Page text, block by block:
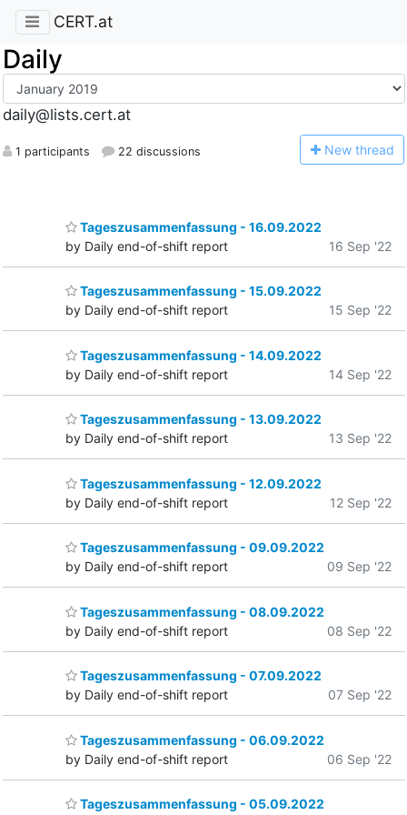
CERT.at
Daily
daily@lists.cert.at
1 participants 22 discussions New thread
Tageszusammenfassung - 16.09.2022
by Daily end-of-shift report
16 Sep '22
Tageszusammenfassung - 15.09.2022
by Daily end-of-shift report
15 Sep '22
Tageszusammenfassung - 14.09.2022
by Daily end-of-shift report
14 Sep '22
Tageszusammenfassung - 13.09.2022
by Daily end-of-shift report
13 Sep '22
Tageszusammenfassung - 12.09.2022
by Daily end-of-shift report
12 Sep '22
Tageszusammenfassung - 09.09.2022
by Daily end-of-shift report
09 Sep '22
Tageszusammenfassung - 08.09.2022
by Daily end-of-shift report
08 Sep '22
Tageszusammenfassung - 07.09.2022
by Daily end-of-shift report
07 Sep '22
Tageszusammenfassung - 06.09.2022
by Daily end-of-shift report
06 Sep '22
Tageszusammenfassung - 05.09.2022